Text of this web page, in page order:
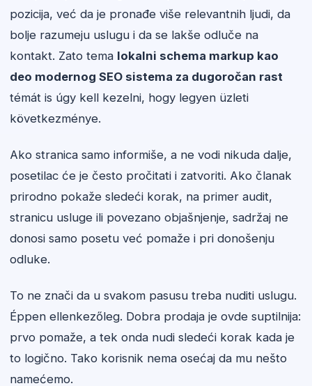
pozicija, već da je pronađe više relevantnih ljudi, da
bolje razumeju uslugu i da se lakše odluče na
kontakt. Zato tema lokalni schema markup kao
deo modernog SEO sistema za dugoročan rast
témát is úgy kell kezelni, hogy legyen üzleti
következménye.
Ako stranica samo informiše, a ne vodi nikuda dalje,
posetilac će je često pročitati i zatvoriti. Ako članak
prirodno pokaže sledeći korak, na primer audit,
stranicu usluge ili povezano objašnjenje, sadržaj ne
donosi samo posetu već pomaže i pri donošenju
odluke.
To ne znači da u svakom pasusu treba nuditi uslugu.
Éppen ellenkezőleg. Dobra prodaja je ovde suptilnija:
prvo pomaže, a tek onda nudi sledeći korak kada je
to logično. Tako korisnik nema osećaj da mu nešto
namećemo.